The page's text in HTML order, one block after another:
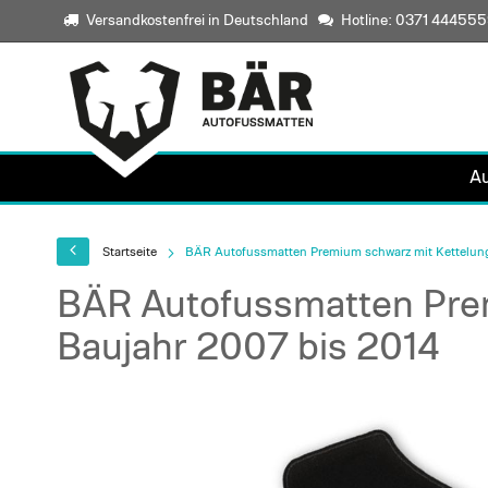
Versandkostenfrei in Deutschland Hotline: 0371
Startseite BÄR Autofussmatten Premium schwarz mit
BÄR Autofussmatten
Baujahr 2007 bis 2014